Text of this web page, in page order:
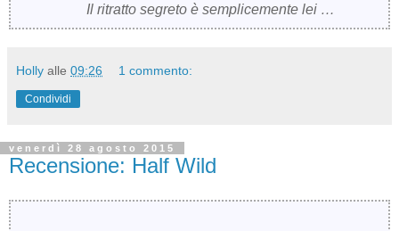
Il ritratto segreto è semplicemente lei …
Holly alle 09:26 1 commento:
Condividi
venerdì 28 agosto 2015
Recensione: Half Wild